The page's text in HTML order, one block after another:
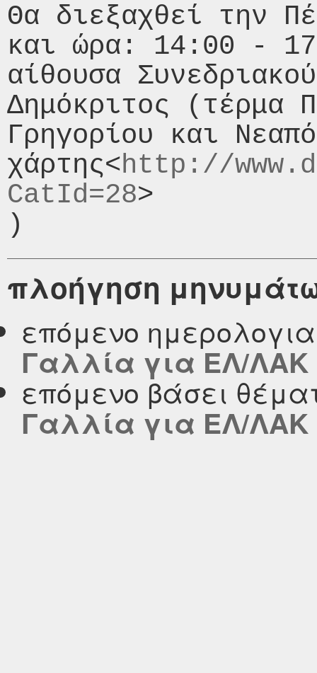
Θα διεξαχθεί την
και ώρα: 14:00 -
αίθουσα
Δημόκριτος (τέρμα
Γρηγορίου και
χάρτης<http://
CatId=28>
πλοήγηση
επόμενο
Γαλλία για ΕΛ/ΛΑΚ
επόμενο βάσει
Γαλλία για ΕΛ/ΛΑΚ